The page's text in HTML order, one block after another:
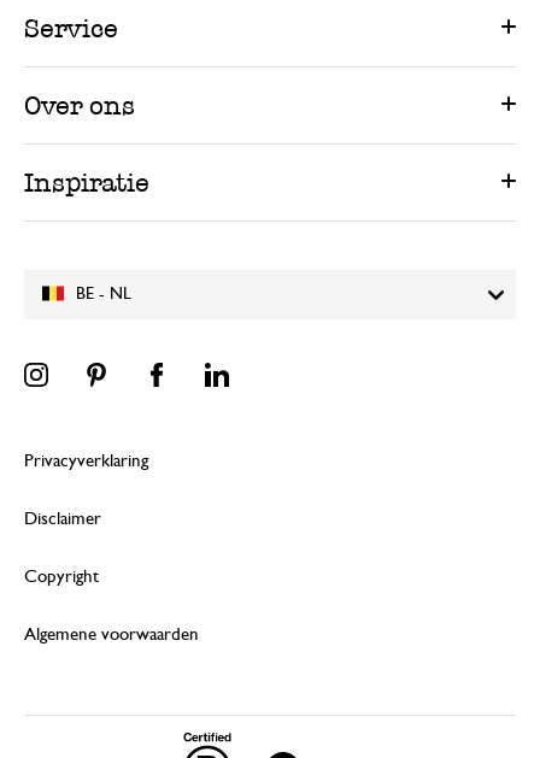
BE - NL
Service
Over ons
Inspiratie
Privacyverklaring
Disclaimer
Copyright
Algemene voorwaarden